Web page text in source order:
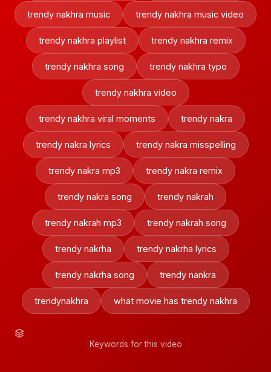
trendy nakhra music trendy nakhra music video
trendy nakhra playlist trendy nakhra remix
trendy nakhra song trendy nakhra typo
trendy nakhra video
trendy nakhra viral moments trendy nakra
trendy nakra lyrics trendy nakra misspelling
trendy nakra mp3 trendy nakra remix
trendy nakra song trendy nakrah
trendy nakrah mp3 trendy nakrah song
trendy nakrha trendy nakrha lyrics
trendy nakrha song trendy nankra
trendynakhra what movie has trendy nakhra
Keywords for this video